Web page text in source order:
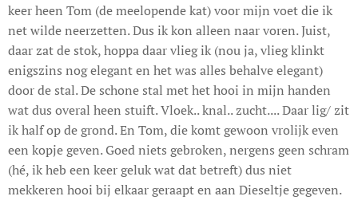
keer heen Tom (de meelopende kat) voor mijn voet die ik
net wilde neerzetten. Dus ik kon alleen naar voren. Juist,
daar zat de stok, hoppa daar vlieg ik (nou ja, vlieg klinkt
enigszins nog elegant en het was alles behalve elegant)
door de stal. De schone stal met het hooi in mijn handen
wat dus overal heen stuift. Vloek.. knal.. zucht.... Daar lig/ zit
ik half op de grond. En Tom, die komt gewoon vrolijk even
een kopje geven. Goed niets gebroken, nergens geen schram
(hé, ik heb een keer geluk wat dat betreft) dus niet
mekkeren hooi bij elkaar geraapt en aan Dieseltje gegeven.